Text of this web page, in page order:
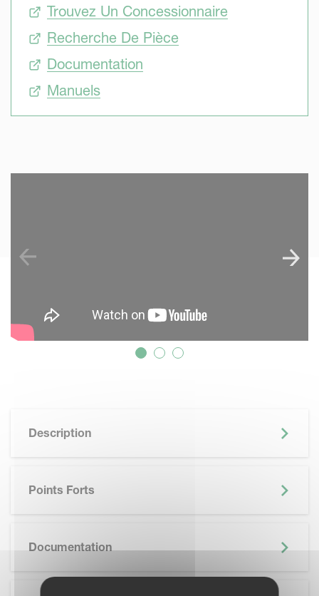
Trouvez Un Concessionnaire
Recherche De Pièce
Documentation
Manuels
Description
Points Forts
Documentation